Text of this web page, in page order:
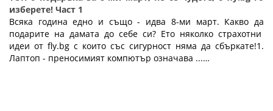
изберете! Част 1
Всяка година едно и също - идва 8-ми март. Какво да
подарите на дамата до себе си? Ето няколко страхотни
идеи от fly.bg с които със сигурност няма да сбъркате!1.
Лаптоп - преносимият компютър означава ...…